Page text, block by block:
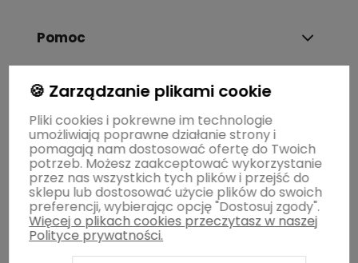
Pomoc
Dostawa i płatność
Moje konto
Gwarancja i zwroty
O firmie
🍪 Zarządzanie plikami cookie
Pliki cookies i pokrewne im technologie
umożliwiają poprawne działanie strony i
pomagają nam dostosować ofertę do Twoich
potrzeb. Możesz zaakceptować wykorzystanie
przez nas wszystkich tych plików i przejść do
sklepu lub dostosować użycie plików do swoich
preferencji, wybierając opcję "Dostosuj zgody".
Więcej o plikach cookies przeczytasz w naszej
Polityce prywatności.